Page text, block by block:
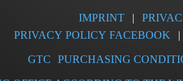
IMPRINT |
PRIVACY POLICY FACEBOOK
|
GTC PURCHASING